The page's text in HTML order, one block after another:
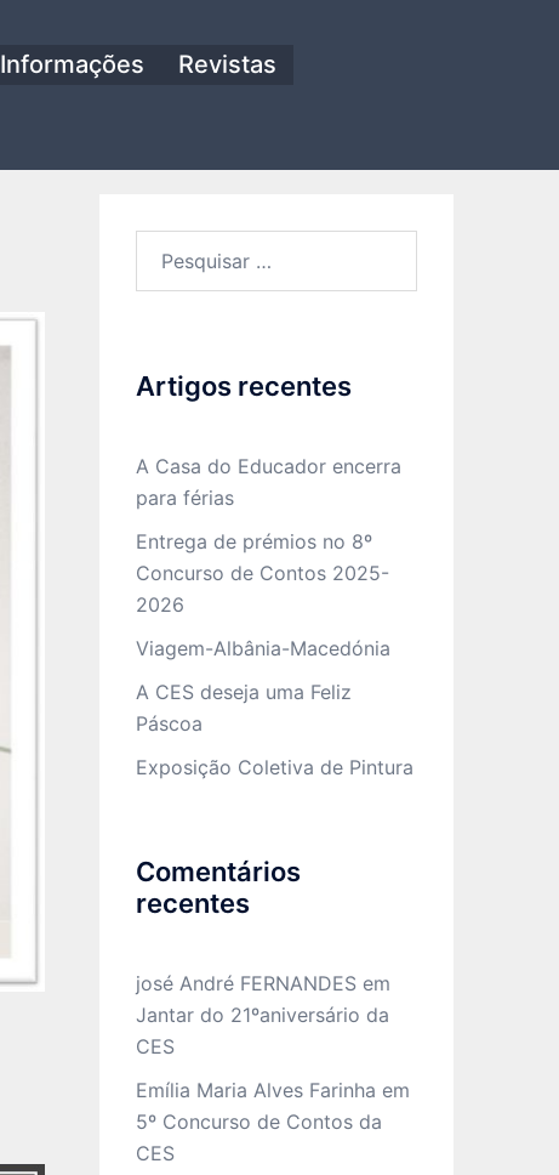
Informações
Revistas
Artigos recentes
A Casa do Educador encerra
para férias
Entrega de prémios no 8º
Concurso de Contos 2025-
2026
Viagem-Albânia-Macedónia
A CES deseja uma Feliz
Páscoa
Exposição Coletiva de Pintura
Comentários
recentes
josé André FERNANDESem
Jantar do 21ºaniversário da
CES
Emília Maria Alves Farinha em
5º Concurso de Contos da
CES